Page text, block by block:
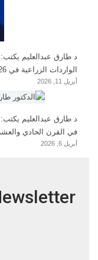
د طارق عبدالعليم
الواردات الزراعية في 2026؟
أبريل 11, 2026
د طارق عبدالعليم
في القرن الحادي
أبريل 6, 2026